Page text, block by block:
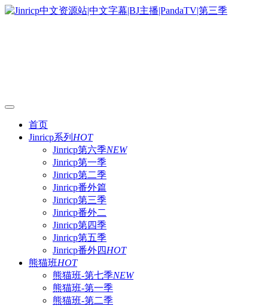
首页
Jinricp系列 HOT
Jinricp第六季NEW
Jinricp第一季
Jinricp第二季
Jinricp番外篇
Jinricp第三季
Jinricp番外二
Jinricp第四季
Jinricp第五季
Jinricp番外四HOT
熊猫班HOT
熊猫班-第七季NEW
熊猫班-第一季
熊猫班-第二季